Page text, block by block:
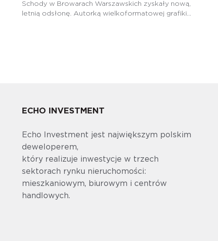
Schody w Browarach Warszawskich zyskały nową,
letnią odsłonę. Autorką wielkoformatowej grafiki...
ECHO INVESTMENT
Echo Investment jest największym polskim
deweloperem,
który realizuje inwestycje w trzech
sektorach rynku nieruchomości:
mieszkaniowym, biurowym i centrów
handlowych.